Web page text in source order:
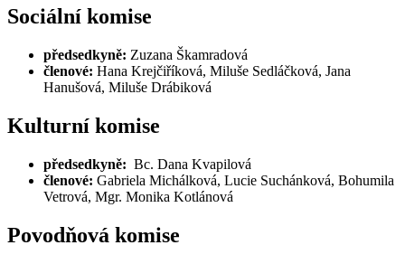
Sociální komise
předsedkyně: Zuzana Škamradová
členové: Hana Krejčiříková, Miluše Sedláčková, Jana
Hanušová, Miluše Drábiková
Kulturní komise
předsedkyně: Bc. Dana Kvapilová
členové: Gabriela Michálková, Lucie Suchánková, Bohumila
Vetrová, Mgr. Monika Kotlánová
Povodňová komise